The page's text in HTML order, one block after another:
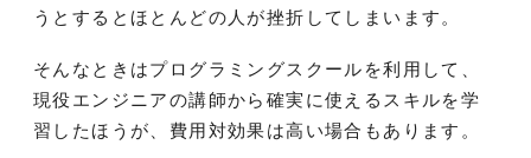
うとするとほとんどの人が挫折してしまいます。
そんなときはプログラミングスクールを利用して、
現役エンジニアの講師から確実に使えるスキルを学
習したほうが、費用対効果は高い場合もあります。